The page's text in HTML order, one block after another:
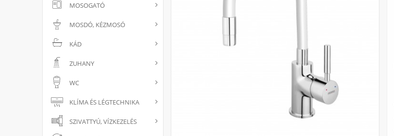
MOSOGATÓ
MOSDÓ, KÉZMOSÓ
KÁD
ZUHANY
WC
KLÍMA ÉS LÉGTECHNIKA
SZIVATTYÚ, VÍZKEZELÉS